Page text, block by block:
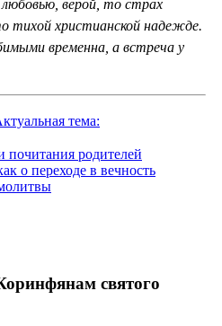
верой, то страх
тихой христианской надежде.
временна, а встреча у
тема:
почитания родителей
о переходе в вечность
святого